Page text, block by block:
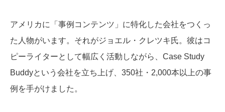
アメリカに「事例コンテンツ」に特化した会社をつくっ
た人物がいます。それがジョエル・クレツキ氏。彼はコ
ピーライターとして幅広く活動しながら、Case Study
Buddyという会社を立ち上げ、350社・2,000本以上の事
例を手がけました。